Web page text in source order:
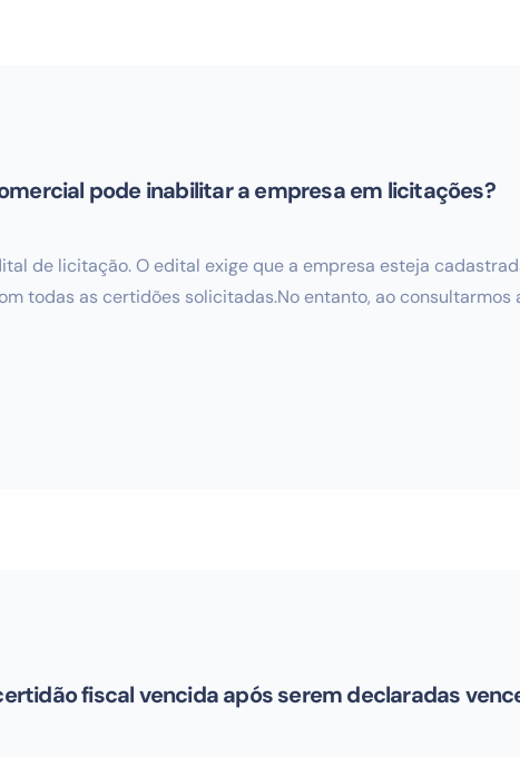
pode inabilitar a empresa em licitações?
de licitação. O edital exige que a empresa esteja
todas as certidões solicitadas.No entanto, ao consultarmos
fiscal vencida após serem declaradas